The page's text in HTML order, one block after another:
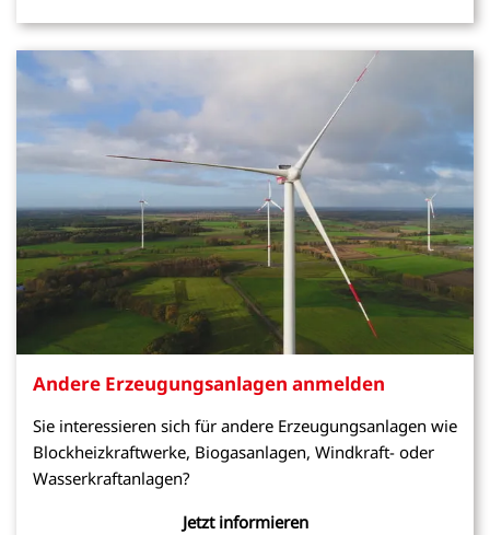
Andere Erzeugungsanlagen anmelden
Sie interessieren sich für andere Erzeugungsanlagen wie
Blockheizkraftwerke, Biogasanlagen, Windkraft- oder
Wasserkraftanlagen?
Jetzt informieren